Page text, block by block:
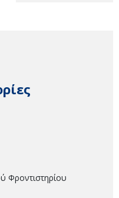
Φροντιστηρίου